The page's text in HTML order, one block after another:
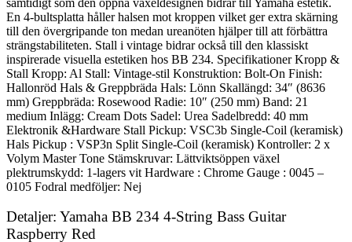
En 4-bultsplatta håller halsen mot kroppen vilket ger extra skärning
till den övergripande ton medan ureanöten hjälper till att förbättra
strängstabiliteten. Stall i vintage bidrar också till den klassiskt
inspirerade visuella estetiken hos BB 234. Specifikationer Kropp &
Stall Kropp: Al Stall: Vintage-stil Konstruktion: Bolt-On Finish:
Hallonröd Hals & Greppbräda Hals: Lönn Skallängd: 34″ (8636
mm) Greppbräda: Rosewood Radie: 10″ (250 mm) Band: 21
medium Inlägg: Cream Dots Sadel: Urea Sadelbredd: 40 mm
Elektronik &Hardware Stall Pickup: VSC3b Single-Coil (keramisk)
Hals Pickup : VSP3n Split Single-Coil (keramisk) Kontroller: 2 x
Volym Master Tone Stämskruvar: Lättviktsöppen växel
plektrumskydd: 1-lagers vit Hardware : Chrome Gauge : 0045 –
0105 Fodral medföljer: Nej
Detaljer: Yamaha BB 234 4-String Bass Guitar
Raspberry Red